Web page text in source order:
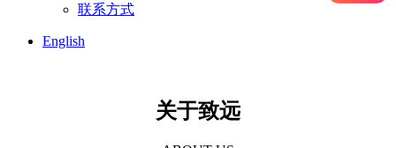
联系方式
English
关于致远